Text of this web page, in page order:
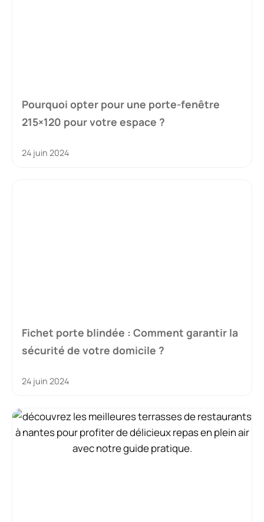
Pourquoi opter pour une porte-fenêtre
215×120 pour votre espace ?
24 juin 2024
Fichet porte blindée : Comment garantir la
sécurité de votre domicile ?
24 juin 2024